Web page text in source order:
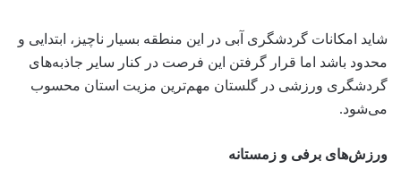
شاید امکانات گردشگری آبی در این منطقه بسیار ناچیز، ابتدایی و
محدود باشد اما قرار گرفتن این فرصت در کنار سایر جاذبه‌های
گردشگری ورزشی در گلستان مهم‌ترین مزیت استان محسوب
می‌شود.
ورزش‌های برفی و زمستانه